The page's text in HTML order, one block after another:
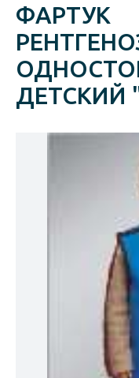
ФАРТУК
ДЕТСКИЙ